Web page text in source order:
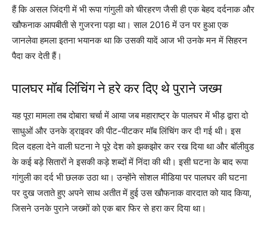
हैं कि असल जिंदगी में भी रूपा गांगुली को चीरहरण जैसी ही एक बेहद दर्दनाक और
खौफनाक आपबीती से गुजरना पड़ा था। साल 2016 में उन पर हुआ एक
जानलेवा हमला इतना भयानक था कि उसकी यादें आज भी उनके मन में सिहरन
पैदा कर देती हैं।
पालघर मॉब लिंचिंग ने हरे कर दिए थे पुराने जख्म
यह पूरा मामला तब दोबारा चर्चा में आया जब महाराष्ट्र के पालघर में भीड़ द्वारा दो
साधुओं और उनके ड्राइवर की पीट-पीटकर मॉब लिंचिंग कर दी गई थी। इस
दिल दहला देने वाली घटना ने पूरे देश को झकझोर कर रख दिया था और बॉलीवुड
के कई बड़े सितारों ने इसकी कड़े शब्दों में निंदा की थी। इसी घटना के बाद रूपा
गांगुली का दर्द भी छलक उठा था। उन्होंने सोशल मीडिया पर पालघर की घटना
पर दुख जताते हुए अपने साथ अतीत में हुई उस खौफनाक वारदात को याद किया,
जिसने उनके पुराने जख्मों को एक बार फिर से हरा कर दिया था।